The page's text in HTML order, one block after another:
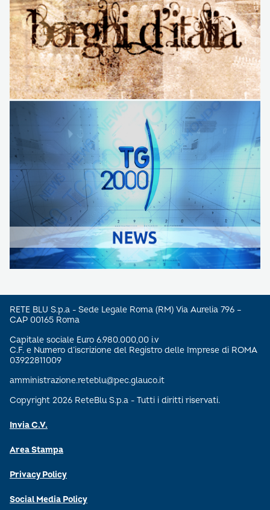
RETE BLU S.p.a - Sede Legale Roma (RM) Via Aurelia 796 –
CAP 00165 Roma
Capitale sociale Euro 6.980.000,00 i.v
C.F. e Numero d’iscrizione del Registro delle Imprese di ROMA
03922811009
amministrazione.reteblu@pec.glauco.it
Copyright 2026 ReteBlu S.p.a - Tutti i diritti riservati.
Invia C.V.
Area Stampa
Privacy Policy
Social Media Policy